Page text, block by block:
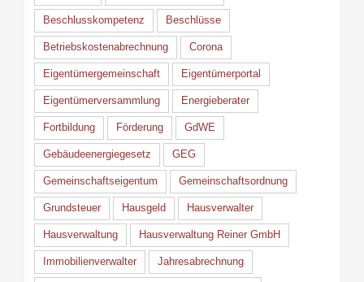
Beschlusskompetenz Beschlüsse
Betriebskostenabrechnung Corona
Eigentümergemeinschaft Eigentümerportal
Eigentümerversammlung Energieberater
Fortbildung Förderung GdWE
Gebäudeenergiegesetz GEG
Gemeinschaftseigentum Gemeinschaftsordnung
Grundsteuer Hausgeld Hausverwalter
Hausverwaltung Hausverwaltung Reiner GmbH
Immobilienverwalter Jahresabrechnung